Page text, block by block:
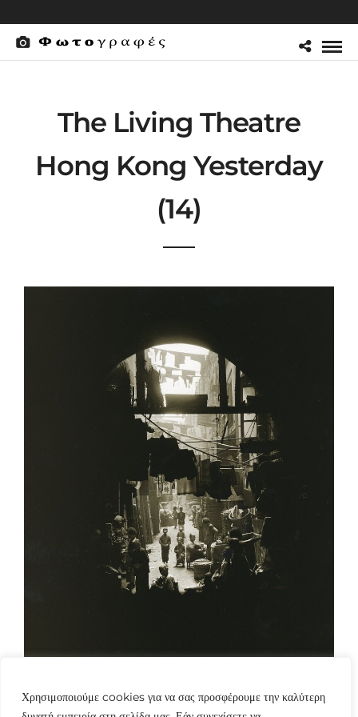
Χρησιμοποιούμε cookies για να σας προσφέρουμε την καλύτερη
The Living Theatre
Hong Kong Yesterday
(14)